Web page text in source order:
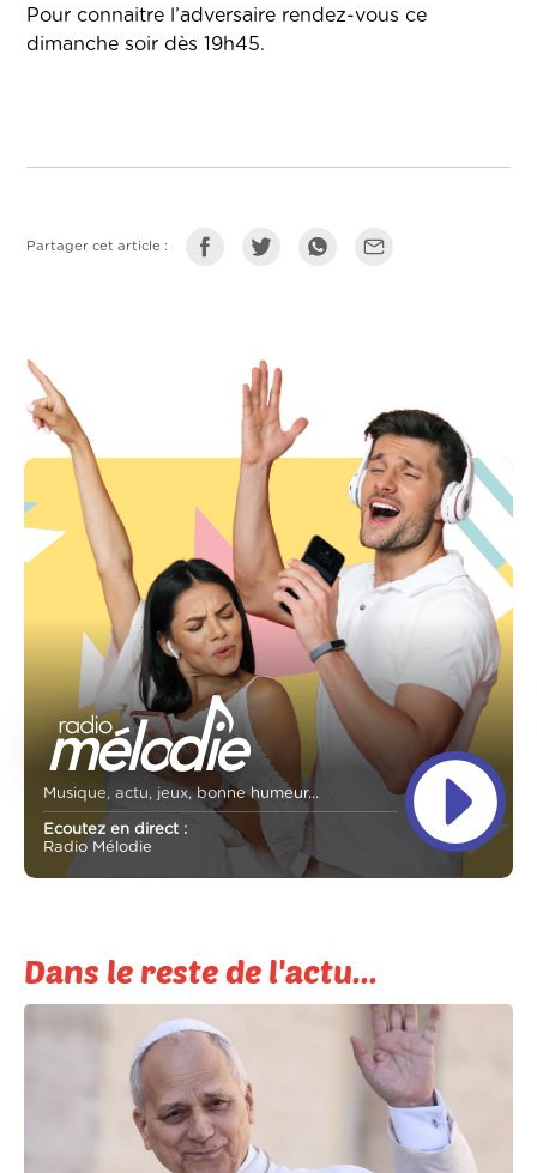
Pour connaitre l’adversaire rendez-vous ce
dimanche soir dès 19h45.
Partager cet article :
Musique, actu, jeux, bonne humeur...
Ecoutez en direct :
Radio Mélodie
Dans le reste de l'actu...